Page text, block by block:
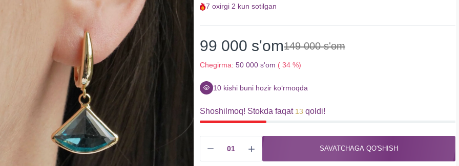
Buyumlari
Kumush
Yangi
Tovarlar
Uzuklar
Ziraklar
Chanes
Kulonlar
Marjonlarni
To'plamlar
7 oxirgi 2 kun sotilgan
99 000 s'om149 000 s'om
Chegirma: 50 000 s'om ( 34 %)
10 kishi buni hozir koʻrmoqda
Shoshilmoq! Stokda faqat 13 qoldi!
SAVATCHAGA QO'SHISH